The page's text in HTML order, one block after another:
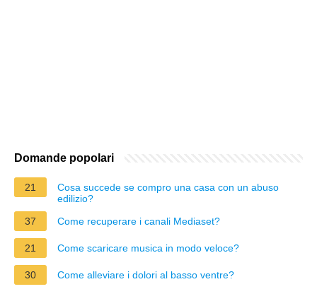
Domande popolari
21
Cosa succede se compro una casa con un abuso
edilizio?
37
Come recuperare i canali Mediaset?
21 Come scaricare musica in modo veloce?
30 Come alleviare i dolori al basso ventre?